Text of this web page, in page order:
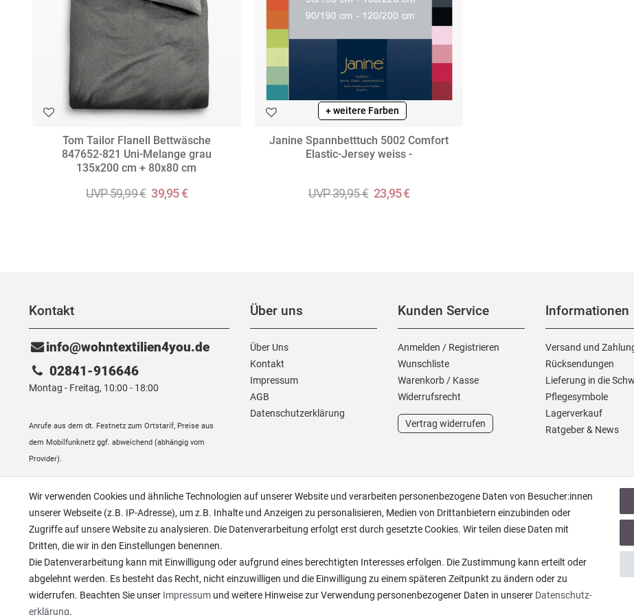
Tom Tailor Flanell Bettwäsche
847652-821 Uni-Melange grau
135x200 cm + 80x80 cm
UVP 59,99 € 39,95 €
+ weitere Farben
Janine Spannbetttuch 5002 Comfort
Elastic-Jersey weiss -
UVP 39,95 € 23,95 €
Kontakt
info@wohntextilien4you.de
02841-916646
Montag - Freitag, 10:00 - 18:00
Anrufe aus dem dt. Festnetz zum Ortstarif, Preise aus
dem Mobilfunknetz ggf. abweichend (abhängig vom
Provider).
Über uns
Über Uns
Kontakt
Impressum
AGB
Daten­schutz­erklärung
Kunden Service
Anmelden / Registrieren
Wunschliste
Warenkorb / Kasse
Widerrufs­recht
Vertrag widerrufen
Informationen
Versand und
Rücksendungen
Lieferung in die
Pflegesymbole
Lagerverkauf
Ratgeber & News
Wir verwenden Cookies und ähnliche Technologien auf unserer Website und verarbeiten personenbezogene Daten von Besucher:innen
unserer Webseite (z.B. IP-Adresse), um z.B. Inhalte und Anzeigen zu personalisieren, Medien von Drittanbietern einzubinden oder
Zugriffe auf unsere Website zu analysieren. Die Datenverarbeitung erfolgt erst durch gesetzte Cookies. Wir teilen diese Daten mit
Dritten, die wir in den Einstellungen benennen.
Die Datenverarbeitung kann mit Einwilligung oder aufgrund eines berechtigten Interesses erfolgen. Die Zustimmung kann erteilt oder
abgelehnt werden. Es besteht das Recht, nicht einzuwilligen und die Einwilligung zu einem späteren Zeitpunkt zu ändern oder zu
widerrufen. Beachten Sie unser Impressum und weitere Hinweise zur Verwendung personenbezogener Daten in unserer Daten­schutz­
erklärung.